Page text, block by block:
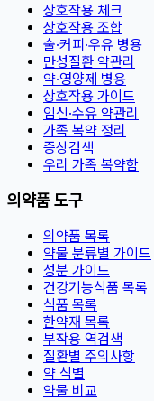
상호작용 체크
상호작용 조합
술·커피·우유 병용
만성질환 약관리
약·영양제 병용
상호작용 가이드
임신·수유 약관리
가족 복약 정리
증상검색
우리 가족 복약함
의약품 도구
의약품 목록
약물 분류별 가이드
성분 가이드
건강기능식품 목록
식품 목록
한약재 목록
부작용 역검색
질환별 주의사항
약 식별
약물 비교